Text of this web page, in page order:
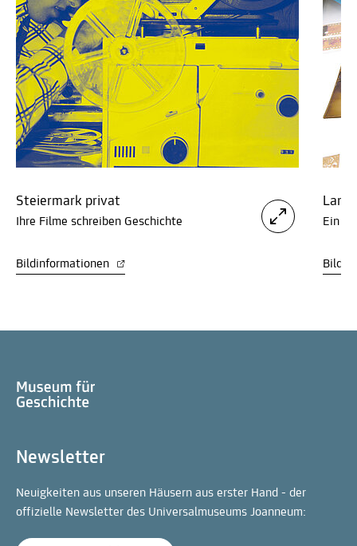
Steiermark privat
Ihre Filme schreiben Geschichte
Bildinformationen
Ein
Newsletter
Neuigkeiten aus unseren Häusern aus erster Hand - der
offizielle Newsletter des Universalmuseums Joanneum: